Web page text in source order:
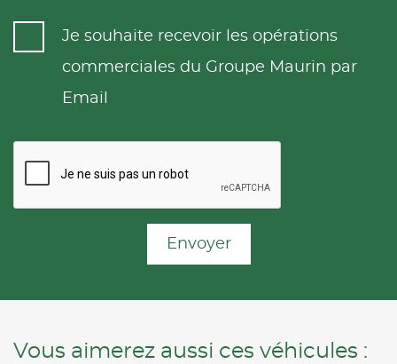
Je souhaite recevoir les opérations
commerciales du Groupe Maurin par
Email
Envoyer
Vous aimerez aussi ces véhicules :